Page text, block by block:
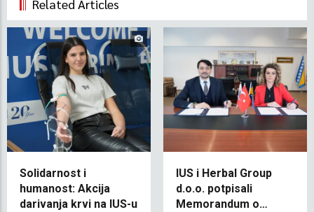
Related Articles
Solidarnost i
humanost: Akcija
darivanja krvi na IUS-u
IUS i Herbal Group
d.o.o. potpisali
Memorandum o